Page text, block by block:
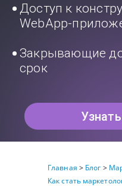
Доступ к
WebApp-
Закрывающие
срок
Главная > Блог >
Как стать